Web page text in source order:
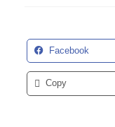
Facebook
Copy